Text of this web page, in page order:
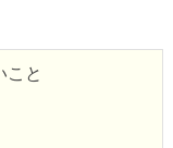
こと